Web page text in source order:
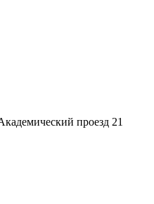
проезд 21